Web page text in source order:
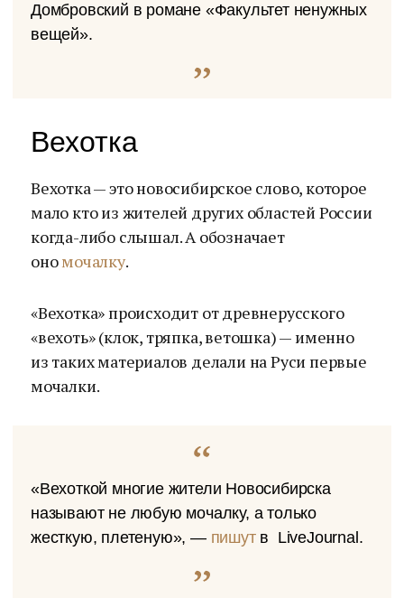
Домбровский в романе «Факультет ненужных
вещей».
Вехотка
Вехотка — это новосибирское слово, которое
мало кто из жителей других областей России
когда-либо слышал. А обозначает
ономочалку.
«Вехотка» происходит от древнерусского
«вехоть» (клок, тряпка, ветошка) — именно
из таких материалов делали на Руси первые
мочалки.
«Вехоткой многие жители Новосибирска
называют не любую мочалку, а только
жесткую, плетеную», — пишутв LiveJournal.